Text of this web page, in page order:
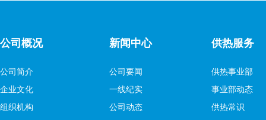
公司概况
公司简介
企业文化
组织机构
新闻中心
公司要闻
一线纪实
公司动态
供热服务
供热事业部
事业部动态
供热常识